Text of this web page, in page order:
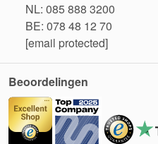
NL: 085 888 3200
BE: 078 48 12 70
[email protected]
Beoordelingen